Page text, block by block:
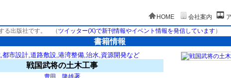
HOME 会社案内
出版社です。
（ ツイッター(X)で新刊情報やイベント情報を発信しています）
書籍情報
都市設計,道路敷設,港湾整備,治水,資源開発など
戦国武将の土木工事
豊田 隆雄著